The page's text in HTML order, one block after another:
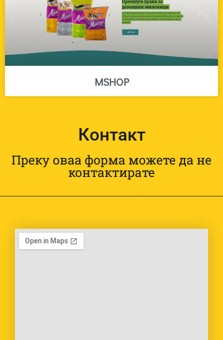
MSHOP
Контакт
Преку оваа форма можете да не
контактирате